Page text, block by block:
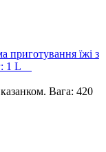
Вага: 420